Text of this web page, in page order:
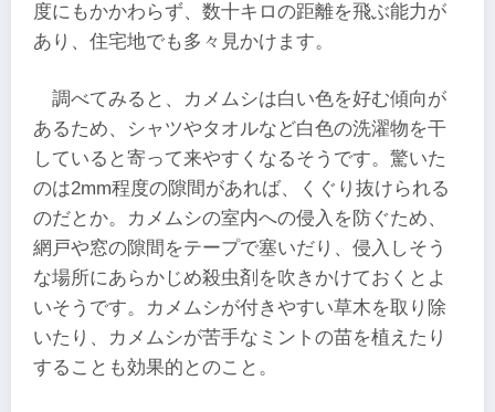
度にもかかわらず、数十キロの距離を飛ぶ能力が
あり、住宅地でも多々見かけます。
調べてみると、カメムシは白い色を好む傾向が
あるため、シャツやタオルなど白色の洗濯物を干
していると寄って来やすくなるそうです。驚いた
のは2mm程度の隙間があれば、くぐり抜けられる
のだとか。カメムシの室内への侵入を防ぐため、
網戸や窓の隙間をテープで塞いだり、侵入しそう
な場所にあらかじめ殺虫剤を吹きかけておくとよ
いそうです。カメムシが付きやすい草木を取り除
いたり、カメムシが苦手なミントの苗を植えたり
することも効果的とのこと。